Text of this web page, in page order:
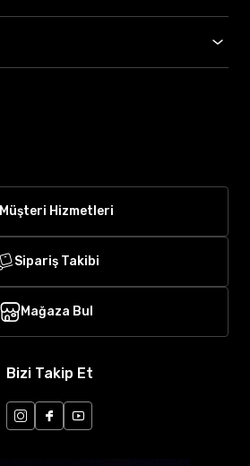
Müşteri Hizmetleri
Sipariş Takibi
Mağaza Bul
Bizi Takip Et